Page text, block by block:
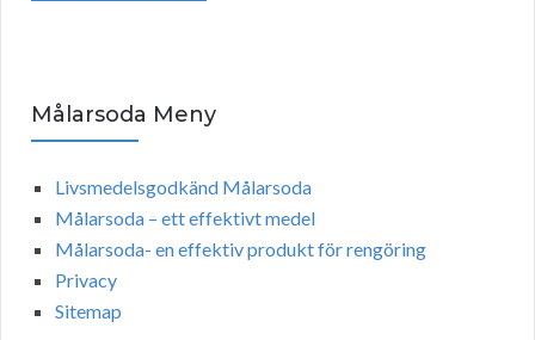
Målarsoda Meny
Livsmedelsgodkänd Målarsoda
Målarsoda – ett effektivt medel
Målarsoda- en effektiv produkt för rengöring
Privacy
Sitemap